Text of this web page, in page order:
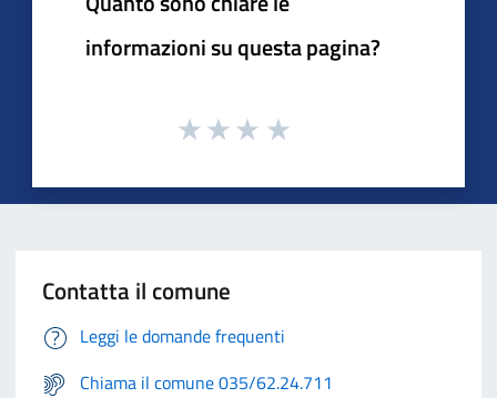
informazioni su questa pagina?
Contatta il comune
Leggi le domande frequenti
Chiama il comune 035/62.24.711